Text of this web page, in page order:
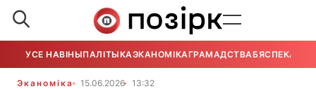
УСЕ НАВІНЫПАЛІТЫКАЭКАНОМІКАГРАМАДСТВАБЯСПЕКА
Эканоміка 15.06.2026 13:32